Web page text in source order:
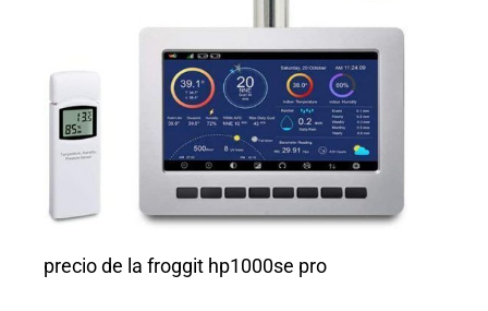
precio de la froggit hp1000se pro